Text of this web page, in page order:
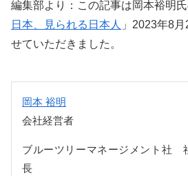
編集部より：この記事は岡本裕明氏
日本、見られる日本人 」2023年8
せていただきました。
岡本 裕明
会社経営者
ブルーツリーマネージメント社
長